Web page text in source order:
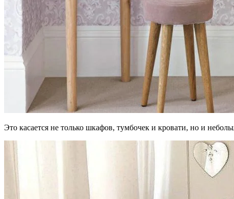
Это касается не только шкафов, тумбочек и кровати, но и